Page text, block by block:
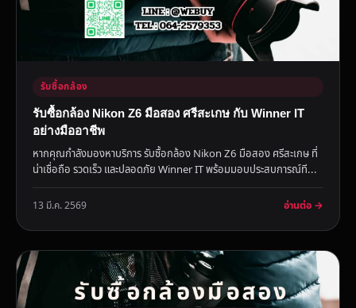
รับซื้อกล้อง
รับซื้อกล้อง Nikon Z6 มือสอง ศรีสะเกษ กับ Winner IT
อย่างมืออาชีพ
หากคุณกำลังมองหาบริการ รับซื้อกล้อง Nikon Z6 มือสอง ศรีสะเกษ ที่
น่าเชื่อถือ รวดเร็ว และปลอดภัย Winner IT พร้อมมอบประสบการณ์ที...
13 มี.ค. 2569 อ่านต่อ →